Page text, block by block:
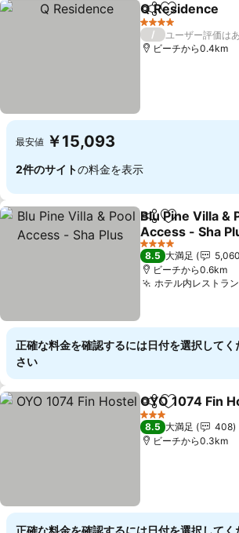
シェアお気に入り
Q Residence
4 ホテルのランク
/
ユーザー評価は
ビーチから0.4km
最安値 ￥15,093
2件のサイトの料金を表示
シェアお気に入り
Blu Pine Villa &
Access - Sha
4 ホテルのランク
8.5 大満足
ビーチから0.6km
ホテル内レストラ
正確な料金を確認するには日付を選択してく
さい
シェアお気に入り
OYO 1074 Fin
3 ホテルのランク
8.5 大満足
408
ビーチから0.3km
正確な料金を確認するには日付を選択してく